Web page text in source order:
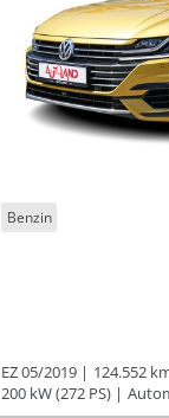
Benzin
EZ 05/2019
124.552
200 kW (272 PS)